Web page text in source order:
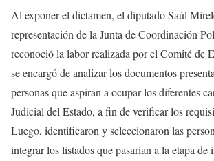
Al exponer el dictamen, el diputado Saúl
representación de la Junta de Coordinación
reconoció la labor realizada por el Comité de
se encargó de analizar los documentos
personas que aspiran a ocupar los diferentes
Judicial del Estado, a fin de verificar los
Luego, identificaron y seleccionaron las
integrar los listados que pasarían a la etapa de